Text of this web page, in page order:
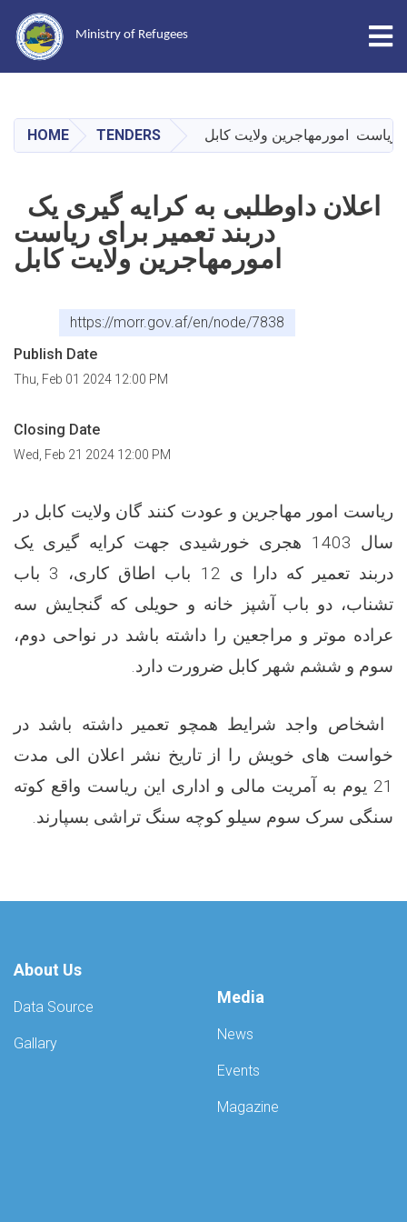
main
content
Ministry of Refugees
HOME TENDERS ریاست امورمهاجرین ولایت کابل
دربند تعمیر برای ریاست
امورمهاجرین ولایت کابل
https://morr.gov.af/en/node/7838
Publish Date
Thu, Feb 01 2024 12:00 PM
Closing Date
Wed, Feb 21 2024 12:00 PM
ریاست امور مهاجرین و عودت کنند گان ولایت کابل در
سال 1403 هجری خورشیدی جهت کرایه گیری یک
دربند تعمیر که دارا ی 12 باب اطاق کاری، 3 باب
تشناب، دو باب آشپز خانه و حویلی که گنجایش سه
عراده موتر و مراجعین را داشته باشد در نواحی دوم،
سوم و ششم شهر کابل ضرورت دارد.
اشخاص واجد شرایط همچو تعمیر داشته باشد در
خواست های خویش را از تاریخ نشر اعلان الی مدت
21 یوم به آمریت مالی و اداری این ریاست واقع کوته
سنگی سرک سوم سیلو کوچه سنگ تراشی بسپارند.
About Us
Data Source
Gallary
Media
News
Events
Magazine